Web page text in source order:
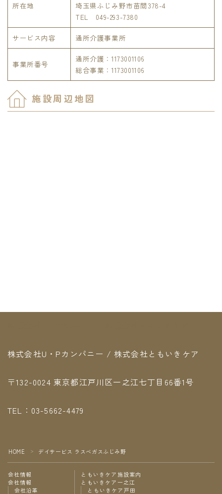
所在地
埼玉県ふじみ野市苗間378-4
TEL 049-293-7380
サービス内容 通所介護事業所
事業所番号
通所介護：1173001106
総合事業：1173001106
施設周辺地図
株式会社U・Pカンパニー / 株式会社ともいきケア
〒132-0024 東京都江戸川区一之江七丁目66番1号
TEL：03-5662-4479
HOME ＞ デイサービス ラスベガスふじみ野
会社情報
会社情報
会社沿革
ともいきケア施設案内
ともいきケア一之江
ともいきケア戸田